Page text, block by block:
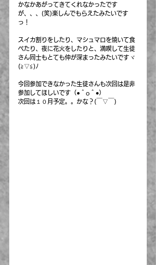
かなかあがってきてくれなかったです
が、、、(笑)楽しんでもらえたみたいです
っ！
スイカ割りをしたり、マシュマロを焼いて食
べたり、夜に花火をしたりと、満喫して生徒
さん同士もとても仲が深まったみたいですヾ
(≧▽≦)ﾉ
今回参加できなかった生徒さんも次回は是非
参加してほしいです（●＾o＾●）
次回は１０月予定。。かな？(￣▽￣)